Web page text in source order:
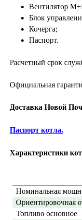
Вентилятор М+
Блок
Кочерга;
Паспорт.
Расчетный срок
Официальная
Доставка Новой
Паспорт котла.
Характеристики
Номинальная
Ориентировочная
Топливо основное